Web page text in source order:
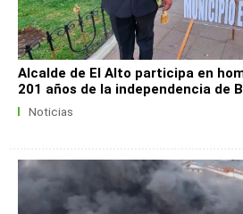
Alcalde de El Alto participa en
201 años de la independencia de
Noticias